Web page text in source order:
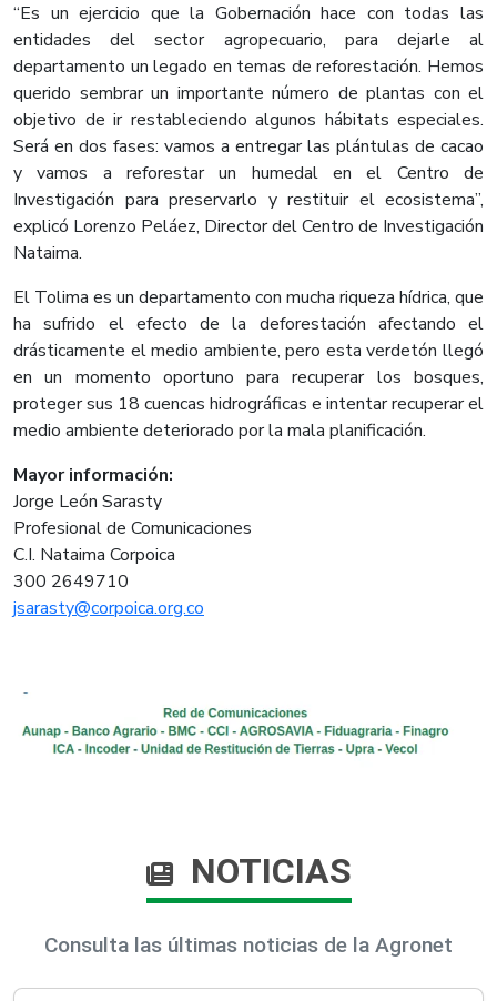
“Es un ejercicio que la Gobernación hace con todas las
entidades del sector agropecuario, para dejarle al
departamento un legado en temas de reforestación. Hemos
querido sembrar un importante número de plantas con el
objetivo de ir restableciendo algunos hábitats especiales.
Será en dos fases: vamos a entregar las plántulas de cacao
y vamos a reforestar un humedal en el Centro de
Investigación para preservarlo y restituir el ecosistema”,
explicó Lorenzo Peláez, Director del Centro de Investigación
Nataima.
El Tolima es un departamento con mucha riqueza hídrica, que
ha sufrido el efecto de la deforestación afectando el
drásticamente el medio ambiente, pero esta verdetón llegó
en un momento oportuno para recuperar los bosques,
proteger sus 18 cuencas hidrográficas e intentar recuperar el
medio ambiente deteriorado por la mala planificación.
Mayor información:
Jorge León Sarasty
Profesional de Comunicaciones
C.I. Nataima Corpoica
300 2649710
jsarasty@corpoica.org.co
NOTICIAS
Consulta las últimas noticias de la Agronet